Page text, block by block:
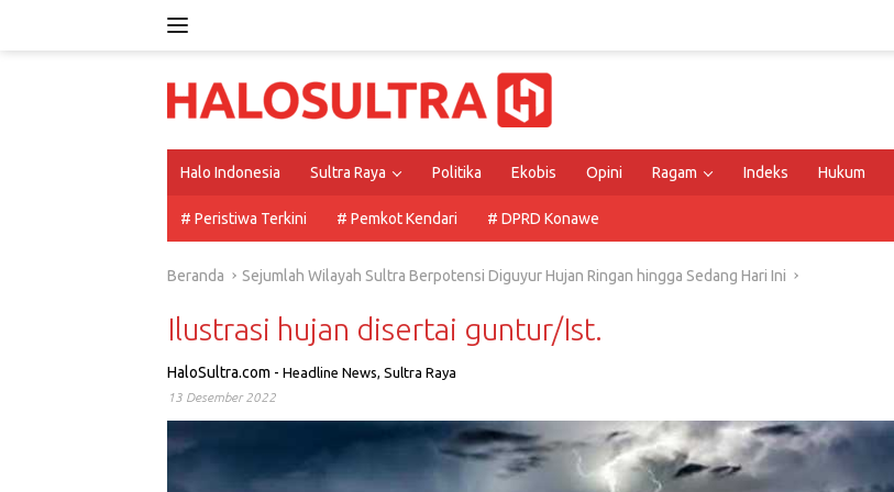
Halo Indonesia Sultra Raya Politika Ekobis Opini Ragam Indeks Hukum
# Peristiwa Terkini # Pemkot Kendari # DPRD Konawe
Beranda Sejumlah Wilayah Sultra Berpotensi Diguyur Hujan Ringan hingga Sedang Hari Ini
Ilustrasi hujan disertai guntur/Ist.
HaloSultra.com - Headline News, Sultra Raya
13 Desember 2022